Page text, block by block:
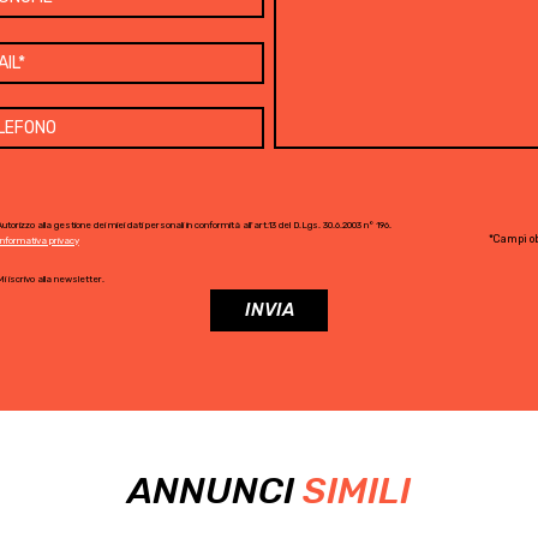
alla gestione dei miei dati personali in conformità all'art.13 del D.Lgs. 30.6.2003 n° 196.
privacy
iscrivo alla newsletter.
*Campi
ANNUNCISIMILI